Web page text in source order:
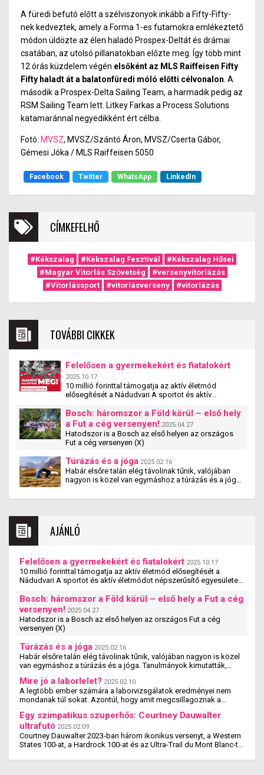
A füredi befutó előtt a szélviszonyok inkább a Fifty-Fifty-
nek kedveztek, amely a Forma 1-es futamokra emlékeztető
módon üldözte az élen haladó Prospex-Deltát és drámai
csatában, az utolsó pillanatokban előzte meg. Így több mint
12 órás küzdelem végén elsőként az MLS Raiffeisen Fifty
Fifty haladt át a balatonfüredi móló előtti célvonalon . A
második a Prospex-Delta Sailing Team, a harmadik pedig az
RSM Sailing Team lett. Litkey Farkas a Process Solutions
katamaránnal negyedikként ért célba.
Fotó: MVSZ, MVSZ/Szántó Áron, MVSZ/Cserta Gábor,
Gémesi Jóka / MLS Raiffeisen 5050
Facebook Twitter WhatsApp LinkedIn
CÍMKEFELHŐ
#Kékszalag #Kékszalag Fesztivál
#Kékszalag Hősei
#Magyar Vitorlás Szövetség
#versenyvitorlázás
#Vitorlássport
#vitorlásverseny #vitorlázás
TOVÁBBI CIKKEK
Felelősen a gyermekekért és fiatalokért
2025.10.17
10 millió forinttal támogatja az aktív életmód
elősegítését a Nádudvari A sportot és aktív
iskolák szakmai tevékenységét támogatja a
Nádudvari hamarosan induló pályázata. A
#mitehetünktöbbet pályzat a cég társadalmi
felelősségvállalási programjának új eleme. A
pályázaton olyan magyarországi szervezetek
vehetnek részt, amelyek 5 és 25 év közötti fiatalok
számára biztosítják a rendszeres mozgás,
sportolás lehetőségét – jelentette be Nagy Ádám, a
Nádudvari Élelmiszer Kft. ügyvezető igazgatója.
Bosch: háromszor a Föld körül – első hely
a Fut a cég versenyen! 2025.04.27
Hatodszor is a Bosch az első helyen az országos
Fut a cég versenyen (X)
Túrázás és a jóga 2025.02.16
Habár elsőre talán elég távolinak tűnik, valójában
nagyon is közel van egymáshoz a túrázás és a jóga.
túrázás együtt nemcsak fizikai, hanem mentális
AJÁNLÓ
Felelősen a gyermekekért és fiatalokért 2025.10.17
10 millió forinttal támogatja az aktív életmód elősegítését a
Nádudvari A sportot és aktív életmódot népszerűsítő egyesületek,
Bosch: háromszor a Föld körül – első hely a Fut a cég
versenyen! 2025.04.27
Hatodszor is a Bosch az első helyen az országos Fut a cég
versenyen (X)
Túrázás és a jóga 2025.02.16
Habár elsőre talán elég távolinak tűnik, valójában nagyon is közel
van egymáshoz a túrázás és a jóga. Tanulmányok kimutatták,
Mire jó a laborlelet? 2025.02.10
A legtöbb ember számára a laborvizsgálatok eredményei nem
mondanak túl sokat. Azontúl, hogy amit megcsillagoznak a
Egy szimpatikus szuperhős: Courtney Dauwalter
ultrafutó 2025.02.09
Courtney Dauwalter 2023-ban három ikonikus versenyt, a Western
States 100-at, a Hardrock 100-at és az Ultra-Trail du Mont Blanc-t